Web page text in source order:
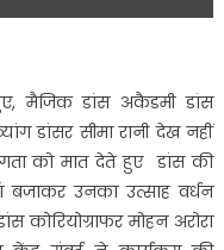
वितरित
किए……
मैजिक डांस अकैडमी डांस
डांसर सीमा रानी देख नहीं
को मात देते हुए डांस की
बजाकर उनका उत्साह वर्धन
मोहन अरोरा